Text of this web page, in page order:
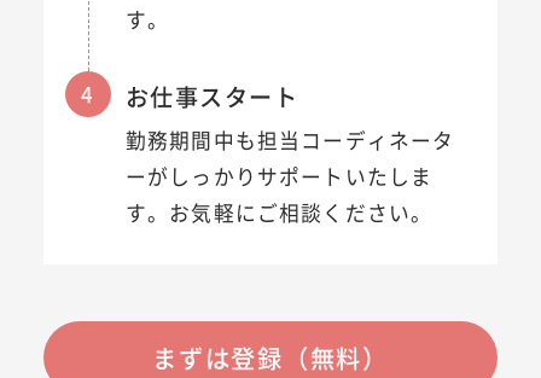
す。
4 お仕事スタート
勤務期間中も担当コーディネータ
ーがしっかりサポートいたしま
す。お気軽にご相談ください。
まずは登録（無料）